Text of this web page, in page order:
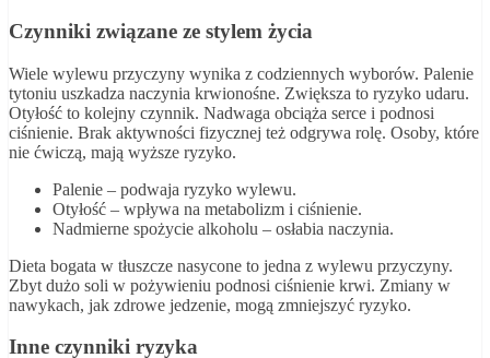
Czynniki związane ze stylem życia
Wiele wylewu przyczyny wynika z codziennych wyborów. Palenie
tytoniu uszkadza naczynia krwionośne. Zwiększa to ryzyko udaru.
Otyłość to kolejny czynnik. Nadwaga obciąża serce i podnosi
ciśnienie. Brak aktywności fizycznej też odgrywa rolę. Osoby, które
nie ćwiczą, mają wyższe ryzyko.
Palenie – podwaja ryzyko wylewu.
Otyłość – wpływa na metabolizm i ciśnienie.
Nadmierne spożycie alkoholu – osłabia naczynia.
Dieta bogata w tłuszcze nasycone to jedna z wylewu przyczyny.
Zbyt dużo soli w pożywieniu podnosi ciśnienie krwi. Zmiany w
nawykach, jak zdrowe jedzenie, mogą zmniejszyć ryzyko.
Inne czynniki ryzyka